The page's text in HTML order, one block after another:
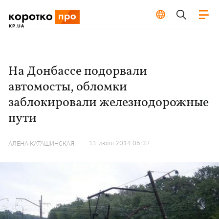
На Донбассе подорвали
автомосты, обломки
заблокировали железнодорожные
пути
АЛЕНА КАТАШИНСКАЯ 11 июля 2014 06:37